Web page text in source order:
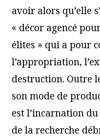
avoir alors qu’elle
« décor agencé
élites » qui a pour
l’appropriation,
destruction. Outre
son mode de
est l’incarnation
de la recherche